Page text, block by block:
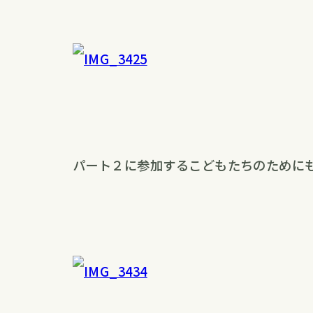
パート２に参加するこどもたちのために